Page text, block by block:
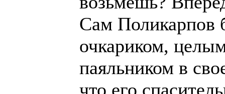
Сам Поликарпов
очкариком,
паяльником в
что его